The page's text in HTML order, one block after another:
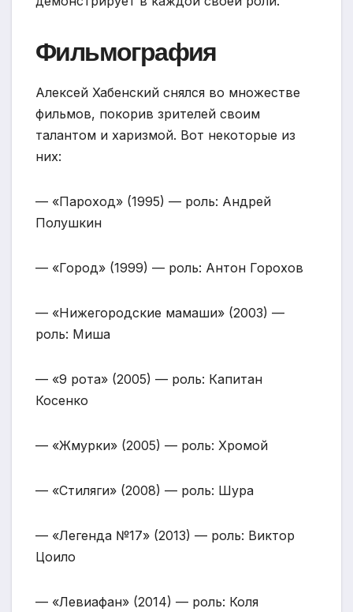
Фильмография
Алексей Хабенский снялся во множестве
фильмов, покорив зрителей своим
талантом и харизмой. Вот некоторые из
них:
— «Пароход» (1995) — роль: Андрей
Полушкин
— «Город» (1999) — роль: Антон Горохов
— «Нижегородские мамаши» (2003) —
роль: Миша
— «9 рота» (2005) — роль: Капитан
Косенко
— «Жмурки» (2005) — роль: Хромой
— «Стиляги» (2008) — роль: Шура
— «Легенда №17» (2013) — роль: Виктор
Цоило
— «Левиафан» (2014) — роль: Коля